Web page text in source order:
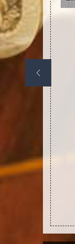
objets
objet en